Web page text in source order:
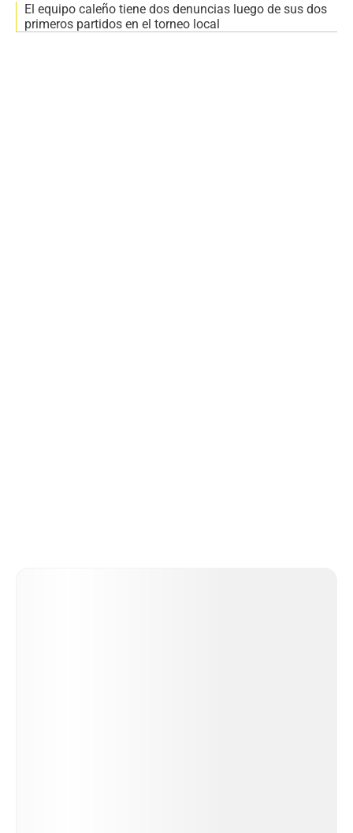
El equipo caleño tiene dos denuncias luego de sus dos
primeros partidos en el torneo local